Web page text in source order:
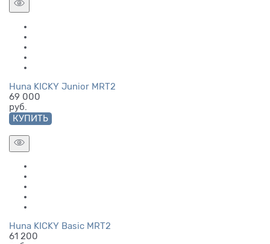
Huna KICKY Junior MRT2
69 000
руб.
КУПИТЬ
Huna KICKY Basic MRT2
61 200